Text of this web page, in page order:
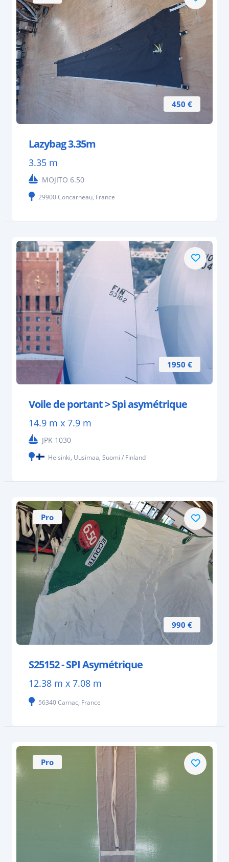
450 €
Lazybag 3.35m
3.35 m
MOJITO 6.50
29900 Concarneau, France
1950 €
Voile de portant > Spi asymétrique
14.9 m x 7.9 m
JPK 1030
Helsinki, Uusimaa, Suomi / Finland
990 €
Pro
S25152 - SPI Asymétrique
12.38 m x 7.08 m
56340 Carnac, France
Pro